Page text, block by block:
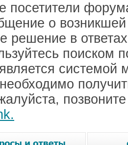
посетители
о
решение в
поиском
системой